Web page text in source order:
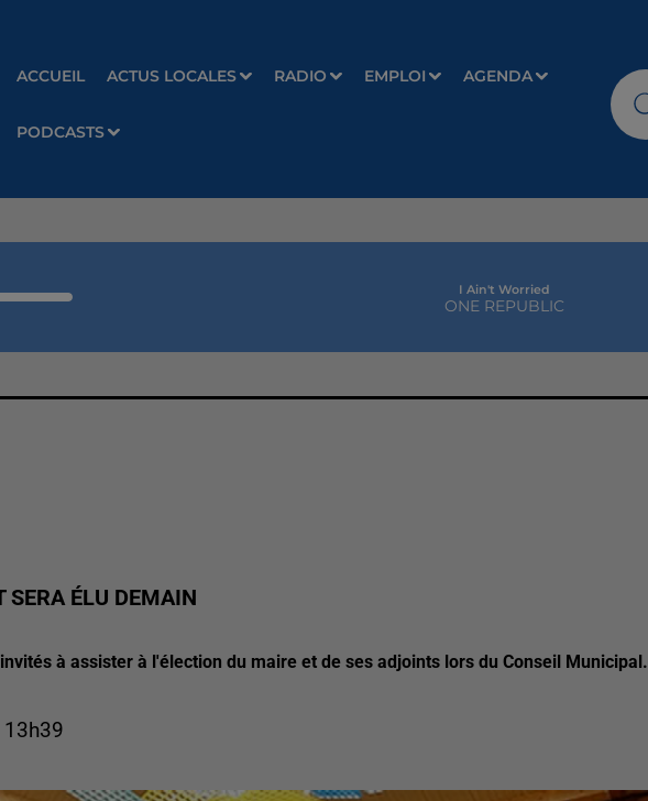
ACCUEIL ACTUS LOCALES RADIO EMPLOI AGENDA
PODCASTS
I Ain't Worried
ONE REPUBLIC
SERA ÉLU DEMAIN
à assister à l'élection du maire et de ses adjoints lors du Conseil Municipal.